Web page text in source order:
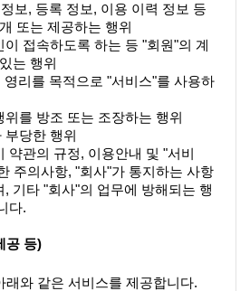
보, 등록 정보, 이용 이력 정보 등
또는 제공하는 행위
접속하도록 하는 등 "회원"의 계
는 행위
리를 목적으로 "서비스"를 사용하
를 방조 또는 조장하는 행위
당한 행위
약관의 규정, 이용안내 및 "서비
주의사항, "회사"가 통지하는 사항
기타 "회사"의 업무에 방해되는 행
다.
공 등)
래와 같은 서비스를 제공합니다.